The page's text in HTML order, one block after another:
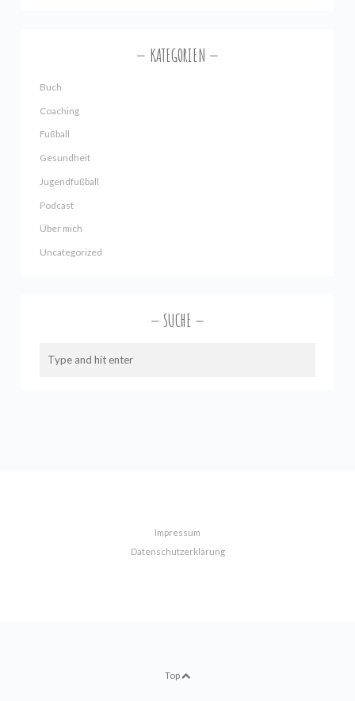
KATEGORIEN
Buch
Coaching
Fußball
Gesundheit
Jugendfußball
Podcast
Über mich
Uncategorized
SUCHE
Impressum
Datenschutzerklärung
Top